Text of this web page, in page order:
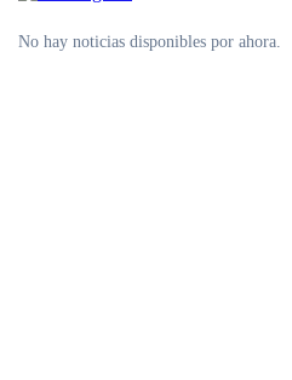
No hay noticias disponibles por ahora.